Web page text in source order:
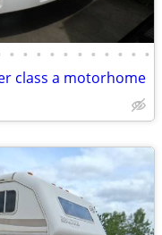
• • • • • • • • • • •
class a motorhome